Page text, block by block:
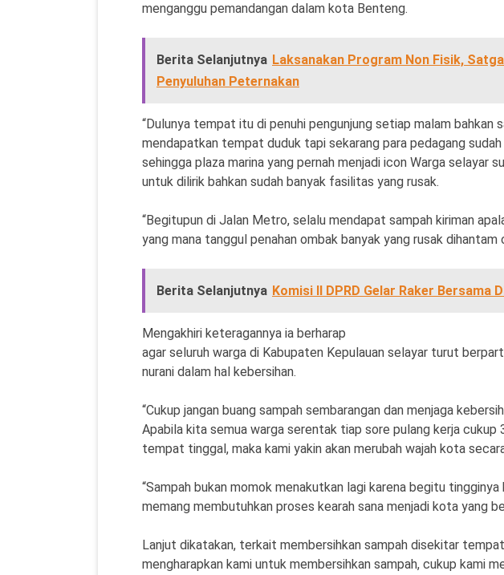
menganggu pemandangan dalam kota Benteng.
Berita Selanjutnya Laksanakan Program Non Fisik,
Penyuluhan Peternakan
“Dulunya tempat itu di penuhi pengunjung setiap malam bahkan
mendapatkan tempat duduk tapi sekarang para pedagang
sehingga plaza marina yang pernah menjadi icon Warga selayar
untuk dilirik bahkan sudah banyak fasilitas yang rusak.
“Begitupun di Jalan Metro, selalu mendapat sampah kiriman
yang mana tanggul penahan ombak banyak yang rusak dihantam
Berita Selanjutnya Komisi II DPRD Gelar Raker Bersama
Mengakhiri keteragannya ia berharap
agar seluruh warga di Kabupaten Kepulauan selayar turut
nurani dalam hal kebersihan.
“Cukup jangan buang sampah sembarangan dan menjaga
Apabila kita semua warga serentak tiap sore pulang kerja
tempat tinggal, maka kami yakin akan merubah wajah kota
“Sampah bukan momok menakutkan lagi karena begitu
memang membutuhkan proses kearah sana menjadi kota yang
Lanjut dikatakan, terkait membersihkan sampah disekitar
mengharapkan kami untuk membersihkan sampah, cukup kami